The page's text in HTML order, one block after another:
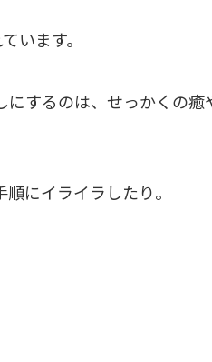
います。
するのは、せっかくの癒
にイライラしたり。